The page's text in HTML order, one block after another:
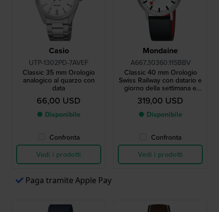
Casio
UTP-1302PD-7AVEF
Classic 35 mm Orologio
analogico al quarzo con
data
66,00 USD
● Disponibile
Confronta
Vedi i prodotti
Mondaine
A667.30360.11SBBV
Classic 40 mm Orologio
Swiss Railway con datario e
giorno della settimana e
cinturino in pelle vegana
319,00 USD
● Disponibile
Confronta
Vedi i prodotti
Paga tramite Apple Pay